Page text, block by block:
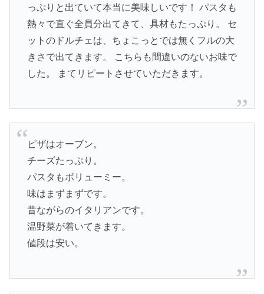
っぷりと出ていて本当に美味しいです！ パスタも
熱々で直ぐ全員分出てきて、具材もたっぷり。 セ
ットのドルチェは、ちょこっとでは無くフルの大
きさで出てきます。 こちらも間違いのないお味で
した。 まてリピートさせていただきます。
ピザはオーブン。
チーズたっぷり。
パスタもボリューミー。
味はまずまずです。
昔ながらのイタリアンです。
温野菜が着いてきます。
値段は安い。